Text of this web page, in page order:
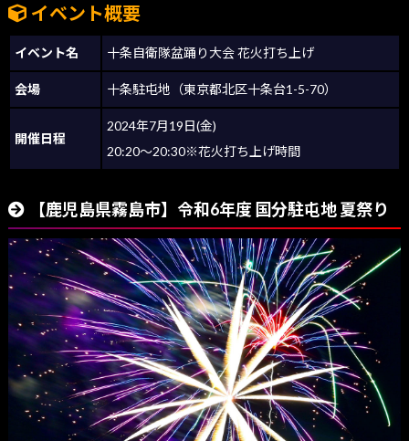
イベント概要
イベント名 十条自衛隊盆踊り大会 花火打ち上げ
会場 十条駐屯地（東京都北区十条台1-5-70）
開催日程
2024年7月19日(金)
20:20～20:30※花火打ち上げ時間
【鹿児島県霧島市】令和6年度 国分駐屯地 夏祭り